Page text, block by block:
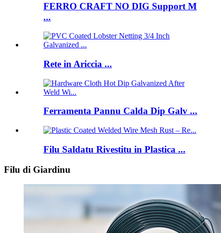
FERRO CRAFT NO DIG Support M
...
Rete in Ariccia ...
Ferramenta Pannu Calda Dip Galv ...
Filu Saldatu Rivestitu in Plastica ...
Filu di Giardinu